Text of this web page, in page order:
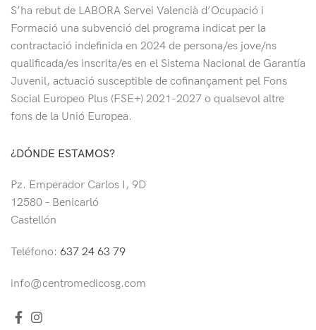
S’ha rebut de LABORA Servei Valencià d’Ocupació i
Formació una subvenció del programa indicat per la
contractació indefinida en 2024 de persona/es jove/ns
qualificada/es inscrita/es en el Sistema Nacional de Garantía
Juvenil, actuació susceptible de cofinançament pel Fons
Social Europeo Plus (FSE+) 2021-2027 o qualsevol altre
fons de la Unió Europea.
¿DÓNDE ESTAMOS?
Pz. Emperador Carlos I, 9D
12580 – Benicarló
Castellón
Teléfono: 637 24 63 79
info@centromedicosg.com